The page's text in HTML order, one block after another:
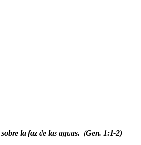
sobre la faz de las aguas. (Gen. 1:1-2)